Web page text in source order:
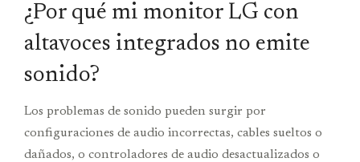
¿Por qué mi monitor LG con
altavoces integrados no emite
sonido?
Los problemas de sonido pueden surgir por
configuraciones de audio incorrectas, cables sueltos o
dañados, o controladores de audio desactualizados o